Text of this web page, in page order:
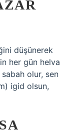
düşünerek
her gün helva
olur, sen
igid olsun,